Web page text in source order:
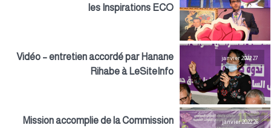
les Inspirations ECO
27 janvier 2022
Vidéo – entretien accordé par Hanane
Rihabe à LeSiteInfo
26 janvier 2022
Mission accomplie de la Commission